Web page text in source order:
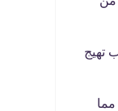
تهيج